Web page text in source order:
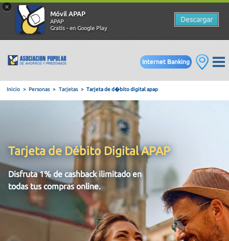
×
Móvil APAP
APAP
Gratis - en Google Play
Descargar
Internet Banking
Tarjetas Tarjeta de d�bito digital apap
Tarjeta de Débito Digital APAP
Disfruta 1% de cashback ilimitado en
todas tus compras online.